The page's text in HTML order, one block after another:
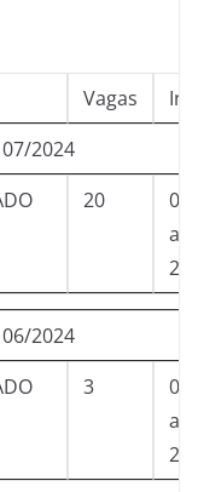
Vagas
07/2024
20
a
06/2024
3
a